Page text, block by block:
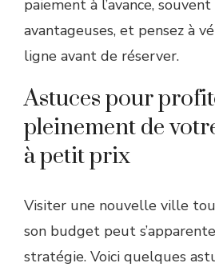
paiement à l’avance,
avantageuses, et pensez à
ligne avant de réserver.
Astuces pour
pleinement de
à petit prix
Visiter une nouvelle ville
son budget peut
stratégie. Voici quelques